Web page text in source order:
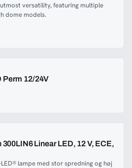
versatility, featuring multiple
dome models.
Perm 12/24V
Linear LED, 12 V, ECE,
lampe med stor spredning og høj